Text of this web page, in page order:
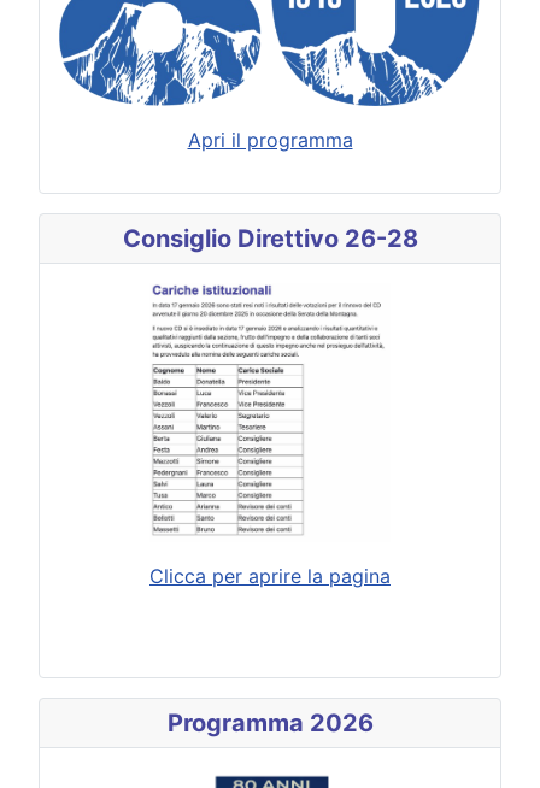
Apri il programma
Consiglio Direttivo 26-28
Clicca per aprire la pagina
Programma 2026